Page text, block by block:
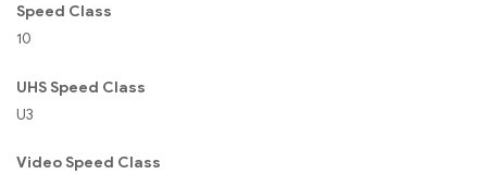
Speed Class
10
UHS Speed Class
U3
Video Speed Class